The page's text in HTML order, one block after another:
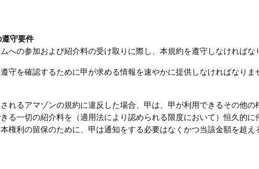
守要件
への参加および紹介料の受け取りに際し、本規約を遵守しなければな
守を確認するために甲が求める情報を速やかに提供しなければなりま
れるアマゾンの規約に違反した場合、甲は、甲が利用できるその他
る一切の紹介料を（適用法により認められる限度において）恒久的
権利の留保のために、甲は通知をする必要はなくかつ当該金額を超え